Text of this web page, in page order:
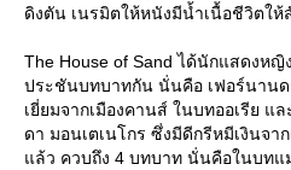
ดิงตัน เนรมิตให้หนังมีน้ำเนื้อชีวิตให้
The House of Sand ได้นักแสดงห
ประชันบทบาทกัน นั่นคือ เฟอร์นาน
เยี่ยมจากเมืองคานส์ ในบทออเรีย
ดา มอนเตเนโกร ซึ่งมีดีกรีหมีเงินจา
ล้ว ควบถึง 4 บทบาท นั่นคือในบทแ